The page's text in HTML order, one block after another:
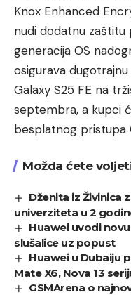
Knox Enhanced
nudi dodatnu
generacija OS
osigurava
Galaxy S25 FE na
septembra, a kupci
besplatnog pristupa
Možda ćete
Dženita iz Živinica
univerziteta u 2
Huawei uvodi
slušalice uz popust
Huawei u Dubaiju
Mate X6, Nova 13
GSMArena o